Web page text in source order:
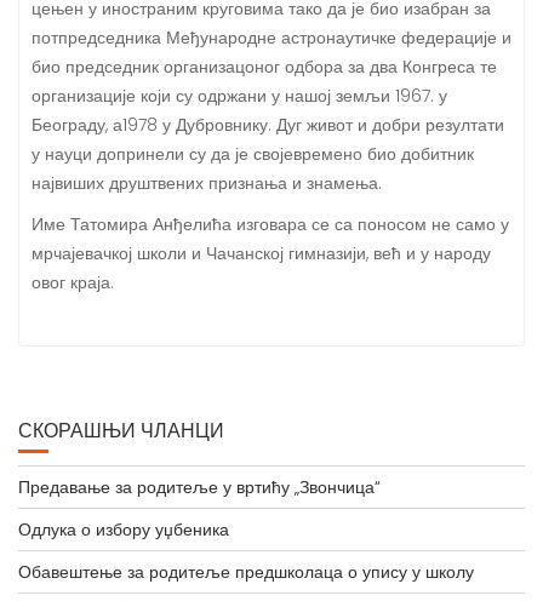
цењен у иностраним круговима тако да је био изабран за
потпредседника Међународне астронаутичке федерације и
био председник организацоног одбора за два Конгреса те
организације који су одржани у нашој земљи 1967. у
Београду, а1978 у Дубровнику. Дуг живот и добри резултати
у науци допринели су да је својевремено био добитник
највиших друштвених признања и знамења.
Име Татомира Анђелића изговара се са поносом не само у
мрчајевачкој школи и Чачанској гимназији, већ и у народу
овог краја.
СКОРАШЊИ ЧЛАНЦИ
Предавање за родитеље у вртићу „Звончица“
Одлука о избору уџбеника
Обавештење за родитеље предшколаца о упису у школу